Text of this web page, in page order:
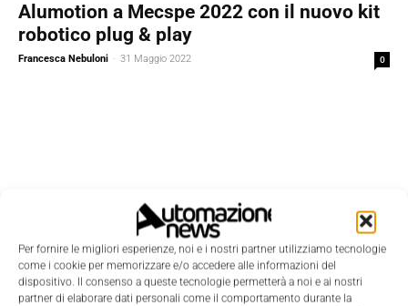
Per fornire le migliori esperienze, noi e i nostri partner utilizziamo tecnologie
come i cookie per memorizzare e/o accedere alle informazioni del
dispositivo. Il consenso a queste tecnologie permetterà a noi e ai nostri
partner di elaborare dati personali come il comportamento durante la
Alumotion a Mecspe 2022 con il nuovo kit
robotico plug & play
Francesca Nebuloni - 31 Maggio 2022 0